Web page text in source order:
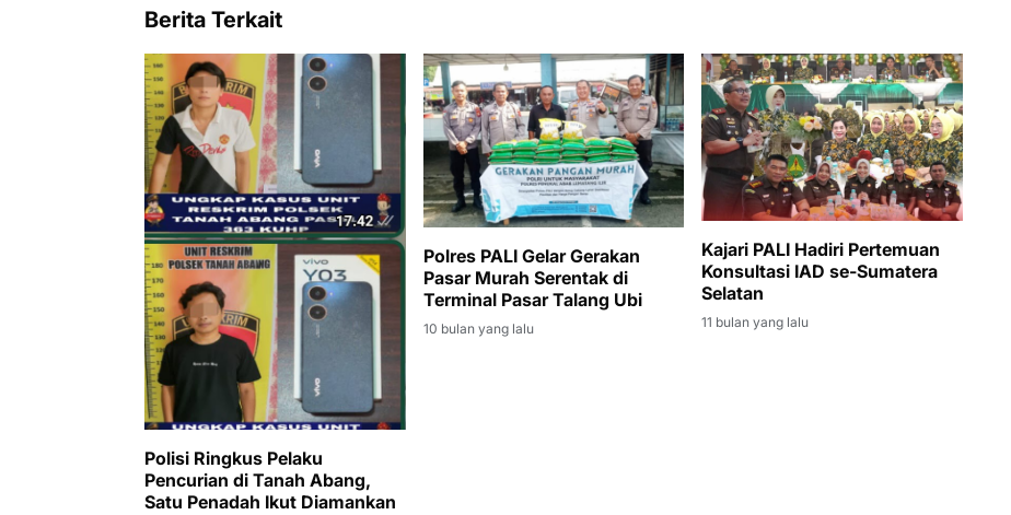
Berita Terkait
Polisi Ringkus Pelaku
Pencurian di Tanah Abang,
Satu Penadah Ikut Diamankan
Polres PALI Gelar Gerakan
Pasar Murah Serentak di
Terminal Pasar Talang Ubi
10 bulan yang lalu
Kajari PALI Hadiri Pertemuan
Konsultasi IAD se-Sumatera
Selatan
11 bulan yang lalu